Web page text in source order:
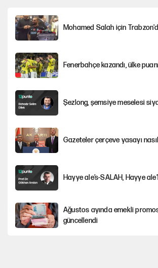
Mohamed Salah için
Fenerbahçe kazandı, ülke
Şezlong, şemsiye meselesi
Gazeteler çerçeve yasayı
Hayye ale’s-SALAH, Hayye
Ağustos ayında emekli
güncellendi